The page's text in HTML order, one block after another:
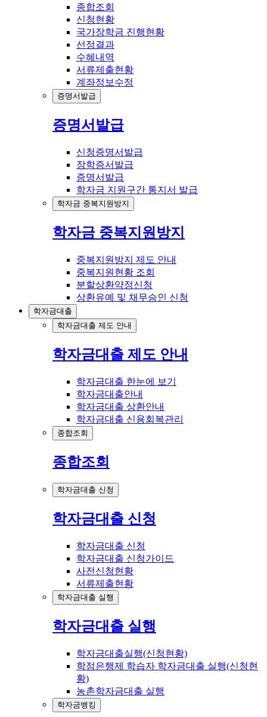
종합조회
신청현황
국가장학금 진행현황
선정결과
수혜내역
서류제출현황
계좌정보수정
증명서발급
증명서발급
신청증명서발급
장학증서발급
증명서발급
학자금 지원구간 통지서 발급
학자금 중복지원방지
학자금 중복지원방지
중복지원방지 제도 안내
중복지원현황 조회
분할상환약정신청
상환유예 및 채무승인 신청
학자금대출
학자금대출 제도 안내
학자금대출 제도 안내
학자금대출 한눈에 보기
학자금대출안내
학자금대출 상환안내
학자금대출 신용회복관리
종합조회
종합조회
학자금대출 신청
학자금대출 신청
학자금대출 신청
학자금대출 신청가이드
사전신청현황
서류제출현황
학자금대출 실행
학자금대출 실행
학자금대출실행(신청현황)
학점은행제 학습자 학자금대출 실행(신청현
황)
농촌학자금대출 실행
학자금뱅킹